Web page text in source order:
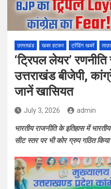
उत्तराखंड खबर हटकर ट्रेंडिंग खबरें
‘ट्रिपल लेयर’
उत्तराखंड बीजेपी,
जानें खासियत
July 3, 2026 admin
भारतीय राजनीति के इतिहास में
सीट स्तर पर भी कोर ग्रुप गठित किया